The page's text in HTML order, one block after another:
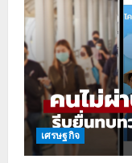
เศรษฐกิจ